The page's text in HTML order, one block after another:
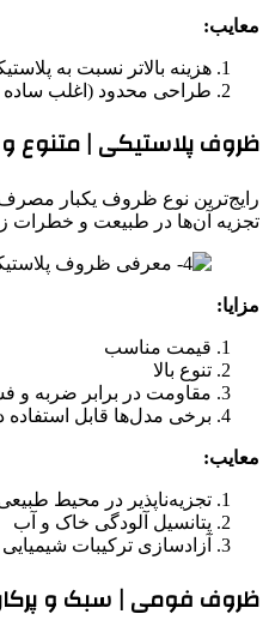
معایب:
هزینه بالاتر نسبت به
طراحی محدود (اغلب ساده
ظروف پلاستیکی | متنوع و
رایج‌ترین نوع ظروف یکبار
تجزیه‌ آن‌ها در طبیعت و
مزایا:
قیمت مناسب
تنوع بالا
مقاومت در برابر ضربه و
برخی مدل‌ها قابل استفاده
معایب:
تجزیه‌ناپذیر در محیط
پتانسیل آلودگی خاک و آب
آزادسازی ترکیبات شیمیایی
ظروف فومی | سبک و